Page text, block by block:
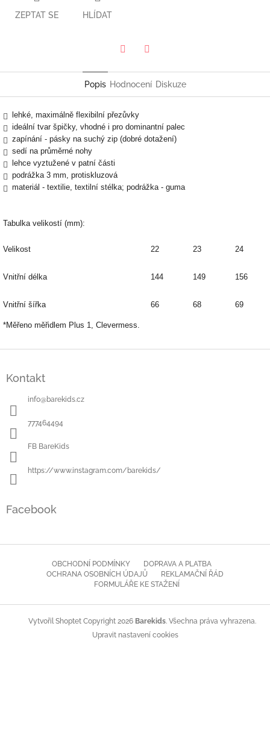
ZEPTAT SE HLÍDAT
Popis Hodnocení Diskuze
lehké, maximálně flexibilní přezůvky
ideální tvar špičky, vhodné i pro dominantní palec
zapínání - pásky na suchý zip (dobré dotažení)
sedí na průměrné nohy
lehce vyztužené v patní části
podrážka 3 mm, protiskluzová
materiál - textilie, textilní stélka; podrážka - guma
Tabulka velikostí (mm):
Velikost 22 23 24
Vnitřní délka 144 149 156
Vnitřní šířka 66 68 69
*Měřeno měřidlem Plus 1, Clevermess.
Kontakt
info@barekids.cz
777464494
FB BareKids
https://www.instagram.com/barekids/
Facebook
OBCHODNÍ PODMÍNKY
DOPRAVA A PLATBA
OCHRANA OSOBNÍCH ÚDAJŮ
REKLAMAČNÍ ŘÁD
FORMULÁŘE KE STAŽENÍ
Vytvořil Shoptet Copyright 2026 Barekids. Všechna práva vyhrazena.
Upravit nastavení cookies